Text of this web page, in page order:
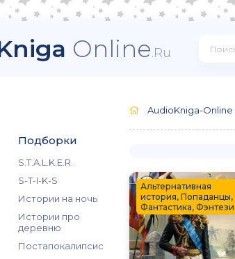
Online.Ru
Подборки
S.T.A.L.K.E.R.
S-T-I-K-S
Истории на ночь
Истории про
деревню
Постапокалипсис
AudioKniga-Online
Альтернативная
история, Попаданцы,
Фантастика, Фэнтези